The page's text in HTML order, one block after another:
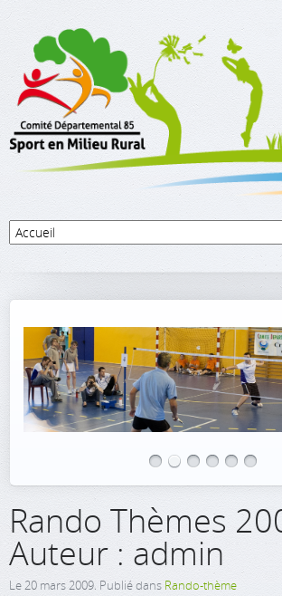
Rando Thèmes
Auteur : admin
Le20 mars 2009. Publié dans Rando-thème